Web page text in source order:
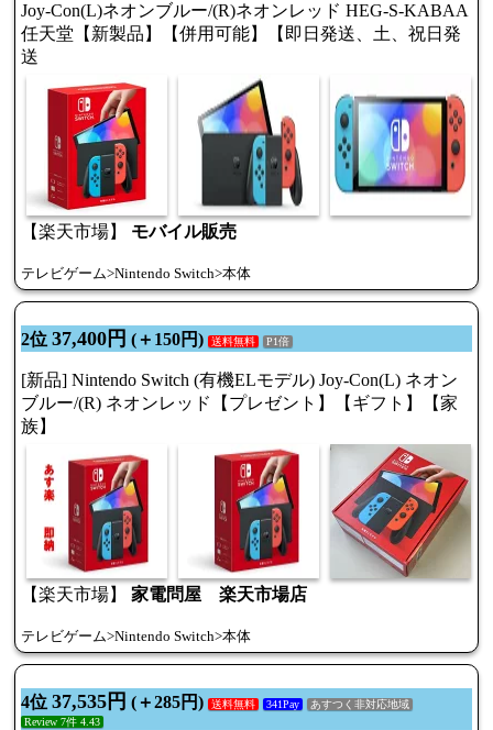
Joy-Con(L)ネオンブルー/(R)ネオンレッド HEG-S-KABAA
任天堂【新製品】【併用可能】【即日発送、土、祝日発
送
【楽天市場】 モバイル販売
テレビゲーム>Nintendo Switch>本体
2位 37,400円 (＋150円) 送料無料 P1倍
[新品] Nintendo Switch (有機ELモデル) Joy-Con(L) ネオン
ブルー/(R) ネオンレッド【プレゼント】【ギフト】【家
族】
【楽天市場】 家電問屋 楽天市場店
テレビゲーム>Nintendo Switch>本体
4位 37,535円 (＋285円) 送料無料 341Pay
あすつく非対応地域
Review 7件 4.43